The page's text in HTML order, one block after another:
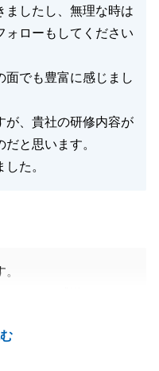
ましたし、無理な時は
ォローもしてください
面でも豊富に感じまし
が、貴社の研修内容が
と思います。
た。
先のご購入も私にお任
た。